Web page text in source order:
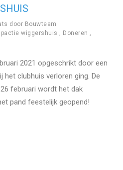
door Bouwteam
wiggershuis , Doneren ,
2021 opgeschrikt door een
het clubhuis verloren ging. De
februari wordt het dak
pand feestelijk geopend!